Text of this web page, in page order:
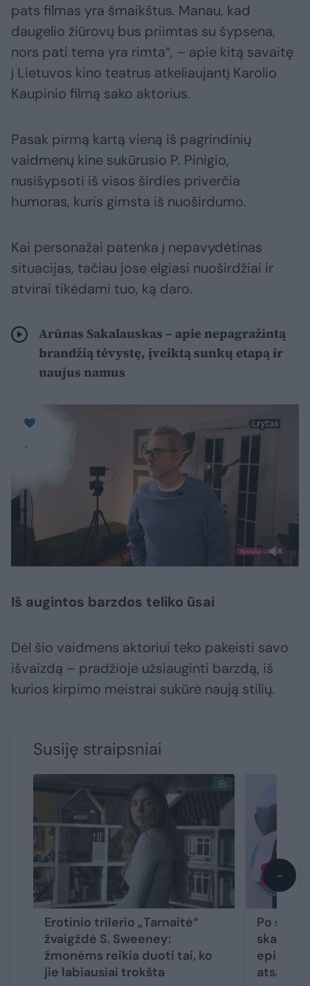
pats filmas yra šmaikštus. Manau, kad
daugelio žiūrovų bus priimtas su šypsena,
nors pati tema yra rimta“, – apie kitą savaitę
į Lietuvos kino teatrus atkeliaujantį Karolio
Kaupinio filmą sako aktorius.
Pasak pirmą kartą vieną iš pagrindinių
vaidmenų kine sukūrusio P. Pinigio,
nusišypsoti iš visos širdies priverčia
humoras, kuris gimsta iš nuoširdumo.
Kai personažai patenka į nepavydėtinas
situacijas, tačiau jose elgiasi nuoširdžiai ir
atvirai tikėdami tuo, ką daro.
Arūnas Sakalauskas – apie nepagražintą
brandžią tėvystę, įveiktą sunkų etapą ir
naujus namus
Iš augintos barzdos teliko ūsai
Dėl šio vaidmens aktoriui teko pakeisti savo
išvaizdą – pradžioje užsiauginti barzdą, iš
kurios kirpimo meistrai sukūrė naują stilių.
Susiję straipsniai
Erotinio trilerio „Tarnaitė“
žvaigždė S. Sweeney:
žmonėms reikia duoti tai, ko
jie labiausiai trokšta
Po
epizodo
atsakas
→